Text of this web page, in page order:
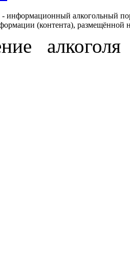
информационный алкогольный
(контента), размещённой